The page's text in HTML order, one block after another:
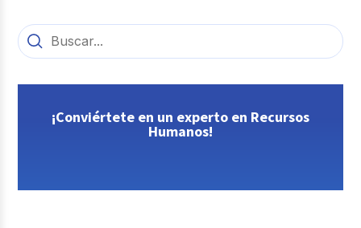
¡Conviértete en un experto en Recursos
Humanos!